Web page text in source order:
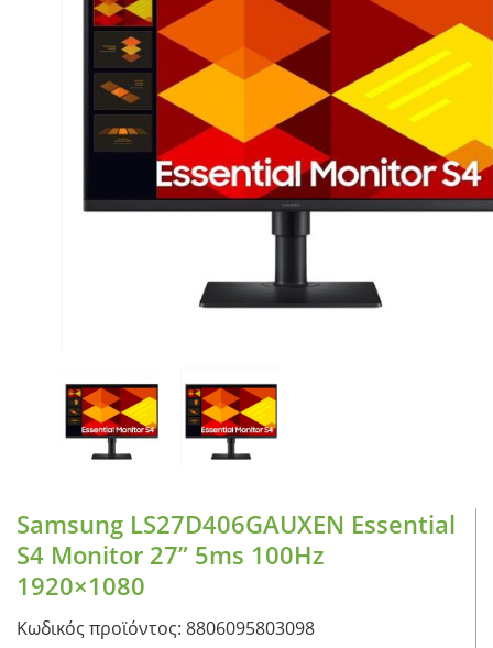
CASE FANS
LIQUID COOLERS
CPU COOLERS
ΕΙΚΟΝΑ-ΗΧΟΣ
GAMING
Samsung LS27D406GAUXEN Essential
S4 Monitor 27” 5ms 100Hz
1920×1080
Κωδικός προϊόντος: 8806095803098